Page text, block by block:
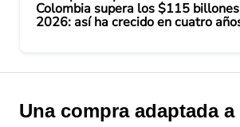
Colombia supera los $115
2026: así ha crecido en cuatro
Una compra adaptada a